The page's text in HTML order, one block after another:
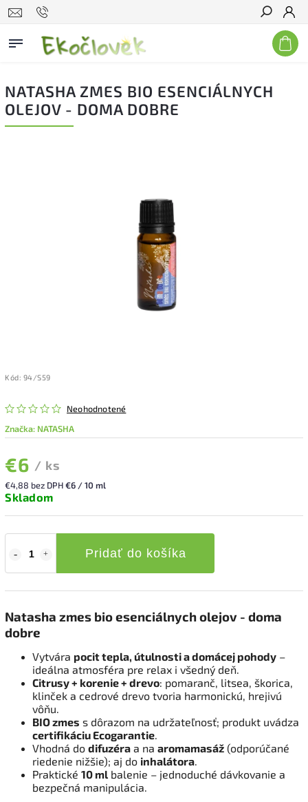
Hľadať
NATASHA ZMES BIO ESENCIÁLNYCH
OLEJOV - DOMA DOBRE
Kód: 94/S59
Neohodnotené
Značka: NATASHA
€6 / ks
€4,88 bez DPH€6 / 10 ml
Skladom
Pridať do košíka
Natasha zmes bio esenciálnych olejov - doma
dobre
Vytvára pocit tepla, útulnosti a domácej pohody –
ideálna atmosféra pre relax i všedný deň.
Citrusy + korenie + drevo: pomaranč, litsea, škorica,
klinček a cedrové drevo tvoria harmonickú, hrejivú
vôňu.
BIO zmes s dôrazom na udržateľnosť; produkt uvádza
certifikáciu Ecogarantie
Vhodná do difuzéra a na aromamasáž (odporúčané
riedenie nižšie); aj do inhalátora
Praktické 10 ml balenie – jednoduché dávkovanie a
bezpečná manipulácia.